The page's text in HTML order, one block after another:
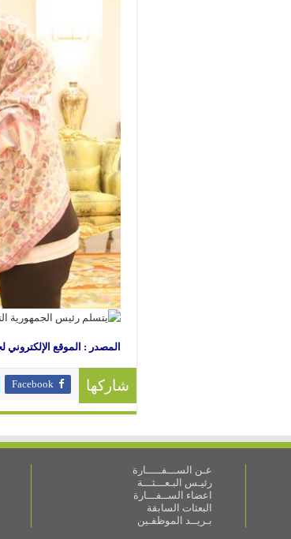
المصدر : الموقع الإلكتروني لجريدة
شاركها Facebook
عـن الســـفـــــارة
رئيـس البـعـــثـــة
اعضاء الســفـــارة
البعثات السابقة
بـريــد الموظفـين